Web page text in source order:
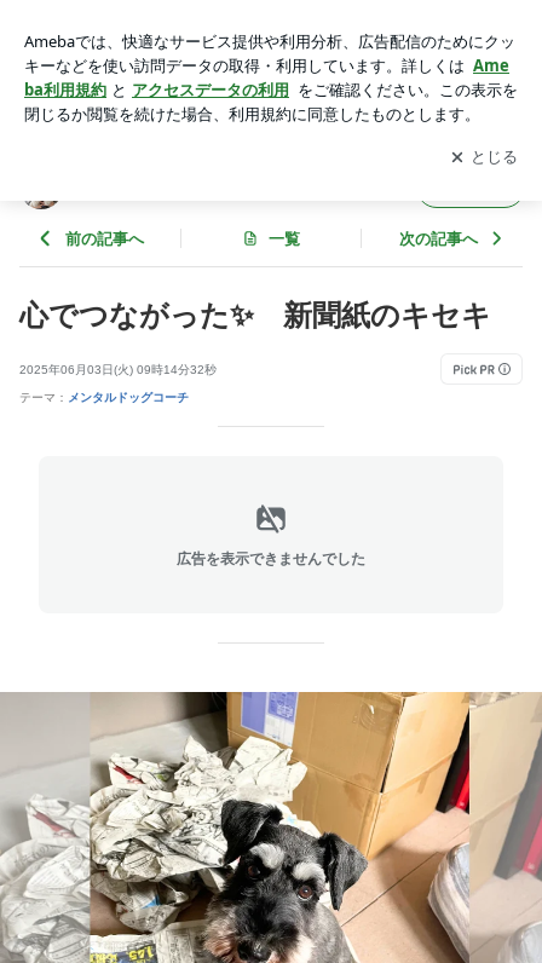
アプリをダウンロードして ブログの更新通知
を受け取りまし
ょう。
開く
前の記事へ 一覧 次の記事へ
心でつながった✨ 新聞紙のキセキ
2025年06月03日(火) 09時14分32秒
テーマ： メンタルドッグコーチ
広告を表示できませんでした